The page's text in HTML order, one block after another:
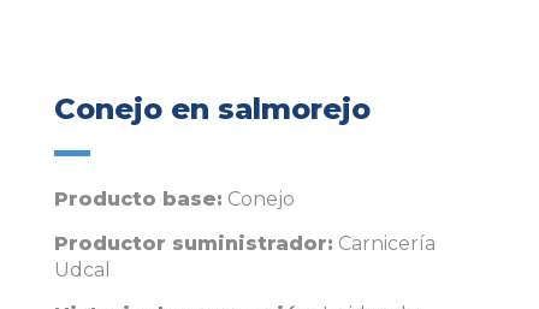
Conejo en salmorejo
Producto base: Conejo
Productor suministrador: Carnicería
Udcal